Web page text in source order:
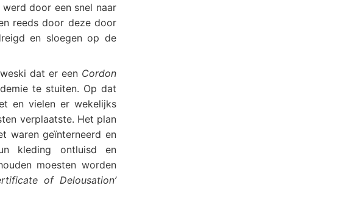
door een snel naar
reeds door deze door
en sloegen op de
dat er een Cordon
te stuiten. Op dat
en vielen er wekelijks
verplaatste. Het plan
waren geïnterneerd en
kleding ontluisd en
moesten worden
of Delousation’